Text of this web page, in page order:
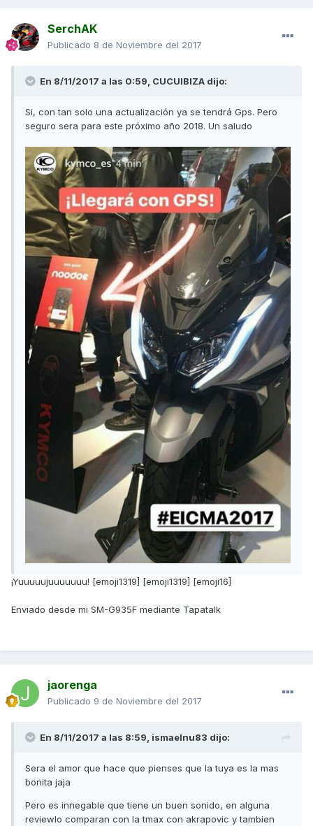
SerchAK
Publicado 8 de Noviembre del 2017
En 8/11/2017 a las 0:59, CUCUIBIZA dijo:
Si, con tan solo una actualización ya se tendrá Gps. Pero
seguro sera para este próximo año 2018. Un saludo
¡Yuuuuujuuuuuuu! [emoji1319] [emoji1319] [emoji16]
Enviado desde mi SM-G935F mediante Tapatalk
jaorenga
Publicado 9 de Noviembre del 2017
En 8/11/2017 a las 8:59, ismaelnu83 dijo:
Sera el amor que hace que pienses que la tuya es la mas
bonita jaja
Pero es innegable que tiene un buen sonido, en alguna
reviewlo comparan con la tmax con akrapovic y tambien